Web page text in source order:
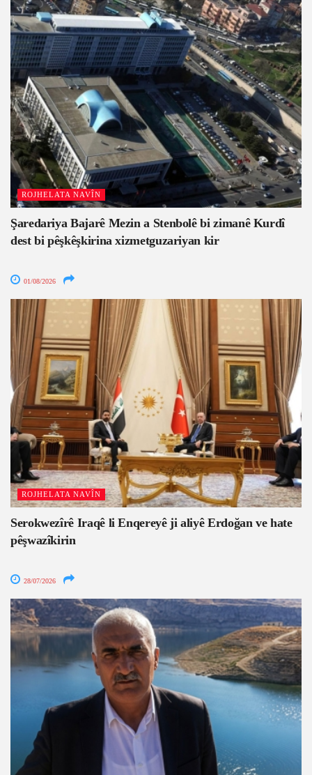
ROJHELATA NAVÎN
Şaredariya Bajarê Mezin a Stenbolê bi zimanê Kurdî
dest bi pêşkêşkirina xizmetguzariyan kir
01/08/2026
ROJHELATA NAVÎN
Serokwezîrê Iraqê li Enqereyê ji aliyê Erdoğan ve hate
pêşwazîkirin
28/07/2026